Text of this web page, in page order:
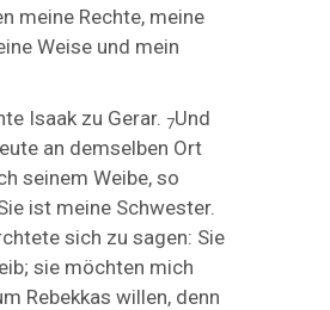
meine Rechte, meine
Weise und mein
Isaak zu Gerar. 7Und
an demselben Ort
seinem Weibe, so
ist meine Schwester.
sich zu sagen: Sie
sie möchten mich
Rebekkas willen, denn